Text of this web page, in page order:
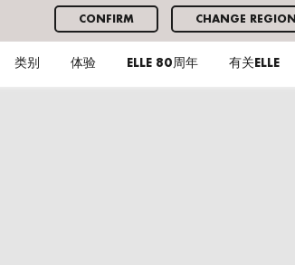
CONFIRM CHANGE REGION
类别 体验 ELLE 80周年 有关ELLE